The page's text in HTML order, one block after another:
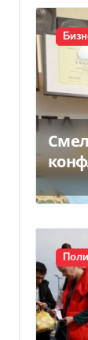
НБУ